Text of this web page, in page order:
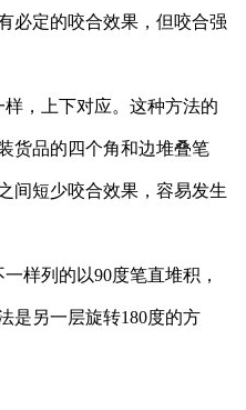
必定的咬合效果，但咬合强
，上下对应。这种方法的
货品的四个角和边堆叠笔
间短少咬合效果，容易发生
样列的以90度笔直堆积，
是另一层旋转180度的方